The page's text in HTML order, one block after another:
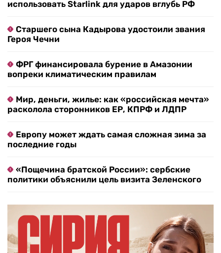
использовать Starlink для ударов вглубь РФ
Старшего сына Кадырова удостоили звания
Героя Чечни
ФРГ финансировала бурение в Амазонии
вопреки климатическим правилам
Мир, деньги, жилье: как «российская мечта»
расколола сторонников ЕР, КПРФ и ЛДПР
Европу может ждать самая сложная зима за
последние годы
«Пощечина братской России»: сербские
политики объяснили цель визита Зеленского